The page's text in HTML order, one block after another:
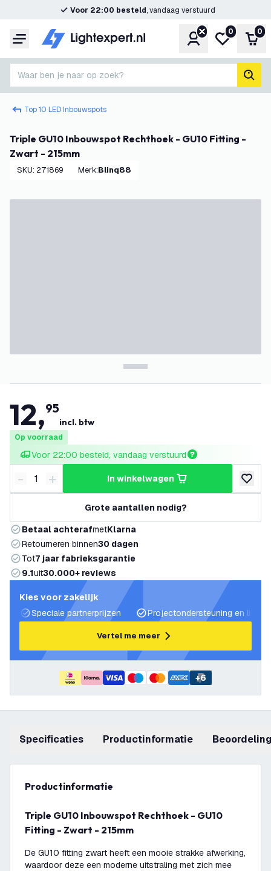
Voor 22:00 besteld, vandaag verstuurd
Menu Account
Mijn
0 0
Waar ben je naar op zoek?
Top 10 LED Inbouwspots
Triple GU10 Inbouwspot Rechthoek - GU10 Fitting -
Zwart - 215mm
SKU: 271869 Merk: Blinq88
12,95
incl. btw
Op voorraad
Voor 22:00 besteld, vandaag verstuurd
Verminder hoeveelheid
- Verhoog hoeveelheid
+ in winkelwagen
Grote aantallen nodig?
Betaal achterafmetKlarna
Retourneren binnen30 dagen
Tot7 jaar fabrieksgarantie
9.1uit30.000+ reviews
Kies voor zakelijk
Speciale partnerprijzen
Projectondersteuning en
Vertel me meer
+6
Specificaties productinformatie
productinformatie
Triple GU10 Inbouwspot Rechthoek - GU10
Fitting - Zwart - 215mm
De GU10 fitting zwart heeft een mooie strakke afwerking,
waardoor deze een moderne uitstraling met zich mee